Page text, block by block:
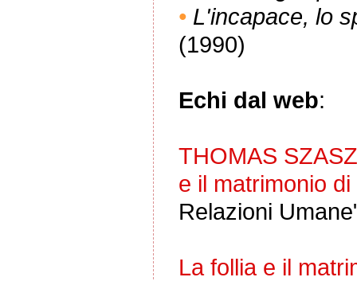
• L'incapace, lo
(1990)
Echi dal web:
THOMAS
e il matrimonio
Relazioni
La follia e il